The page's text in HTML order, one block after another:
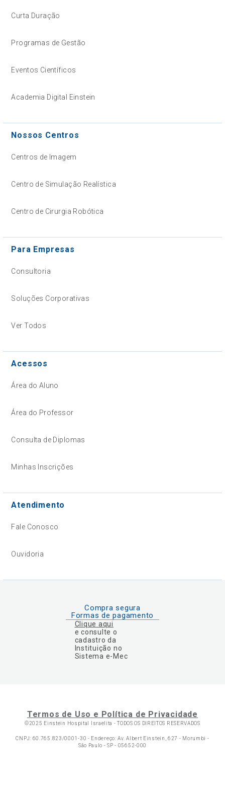
Curta Duração
Programas de Gestão
Eventos Científicos
Academia Digital Einstein
Nossos Centros
Centros de Imagem
Centro de Simulação Realística
Centro de Cirurgia Robótica
Para Empresas
Consultoria
Soluções Corporativas
Ver Todos
Acessos
Área do Aluno
Área do Professor
Consulta de Diplomas
Minhas Inscrições
Atendimento
Fale Conosco
Ouvidoria
Compra segura
Formas de pagamento
Clique aqui
e consulte o
cadastro da
Instituição no
Sistema e-Mec
Termos de Uso e Política de Privacidade
©2025 Einstein Hospital Israelita -TODOS OS DIREITOS RESERVADOS
CNPJ: 60.765.823/0001-30 - Endereço: Av. Albert Einstein, 627 - Morumbi -
São Paulo - SP - 05652-000